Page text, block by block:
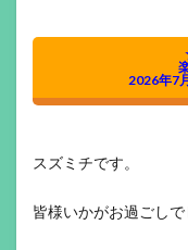
2026年7
スズミチです。
皆様いかがお過ごしで